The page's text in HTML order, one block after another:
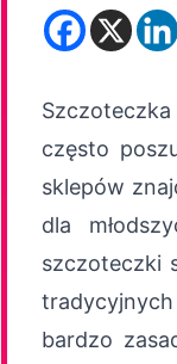
często
sklepów
dla
szczoteczki
bardzo